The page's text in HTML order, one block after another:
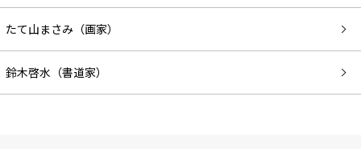
たて山まさみ（画家）
鈴木啓水（書道家）